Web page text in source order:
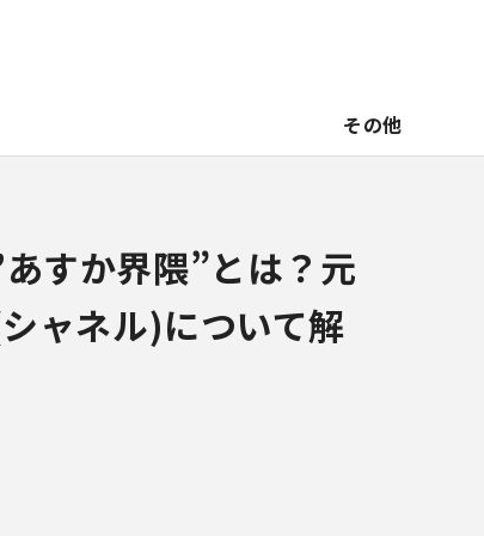
その他
あすか界隈”とは？元
ャネル)について解